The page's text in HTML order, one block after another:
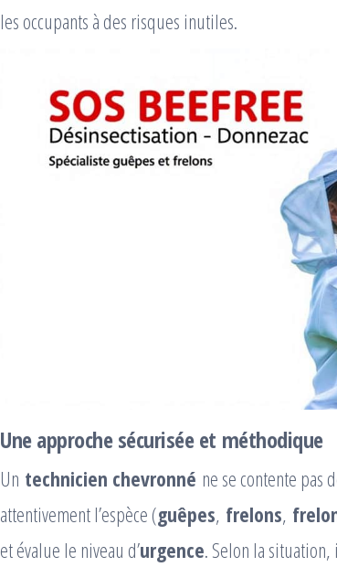
les occupants à des risques inutiles.
Une approche sécurisée et méthodique
Un technicien chevronné ne se contente pas
attentivement l’espèce (guêpes, frelons,
et évalue le niveau d’urgence. Selon la